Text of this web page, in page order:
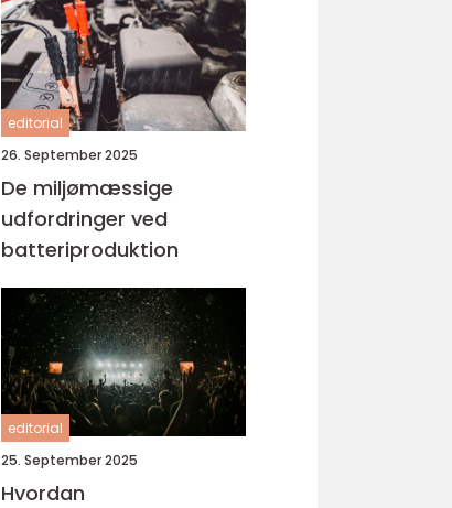
editorial
26. September 2025
De miljømæssige
udfordringer ved
batteriproduktion
editorial
25. September 2025
Hvordan